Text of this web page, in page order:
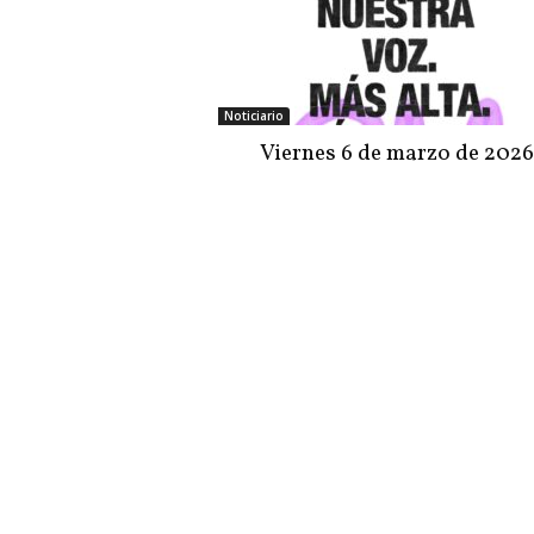
Noticiario
Viernes 6 de marzo de 2026